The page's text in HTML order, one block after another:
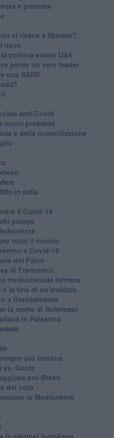
e protesta
si riesce a liberare?
nove
politica estera USA
perde un vero leader
una SARS
anti-Covid
nuovi problemi
e della riconciliazione
in sella
il Covid-19
piange
tutto il mondo
e Covid-19
del Falco
di Francesco
mediorientale lontana
la fine di un'amicizia
a Gerusalemme
la morte di Soleimani
in Palestina
più lontana
vs. Gantz
pro-Brexit
del voto
in Medioriente
le elezioni israeliane